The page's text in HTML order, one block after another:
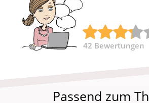
42 Bewertungen
Passend zum